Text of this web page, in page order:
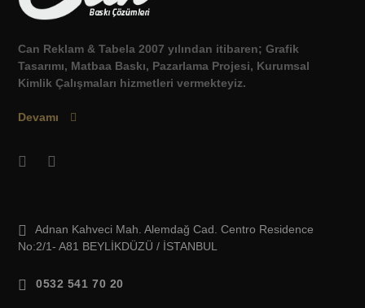
Can Reklam & Tabela 2007 yılından itibaren; Grafik
Tasarımı, Matbaa Baskı, Pazarlama Projesi, Kurumsal
Kimlik Çalışmaları hizmetleri vermekteyiz.
Devamı
Adnan Kahveci Mah. Alemdağ Cad. Centro Residence
No:2/1- A81 BEYLİKDÜZÜ / İSTANBUL
0532 541 70 20